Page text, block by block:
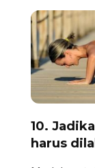
10.
harus